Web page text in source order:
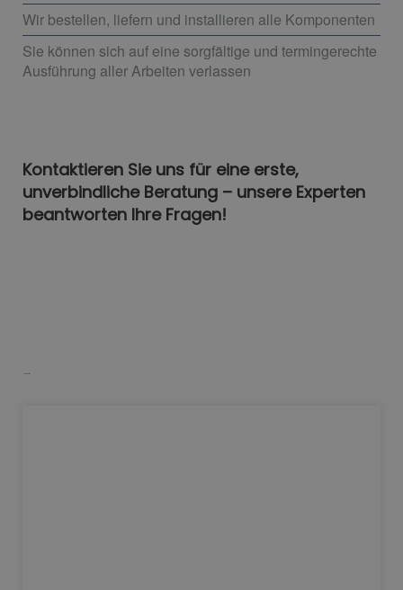
Wir bestellen, liefern und installieren alle Komponenten
Sie können sich auf eine sorgfältige und termingerechte
Ausführung aller Arbeiten verlassen
Kontaktieren Sie uns für eine erste,
unverbindliche Beratung – unsere Experten
beantworten Ihre Fragen!